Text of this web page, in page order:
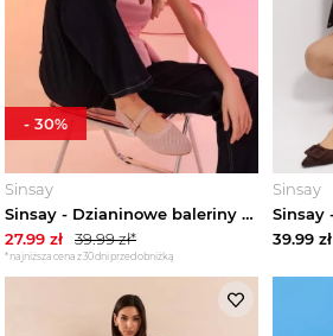
Sinsay
Sinsay - Dzianinowe baleriny z paskiem - różowy
27.99 zł 39.99zł*
*najniższa cena z 30 dni przed obniżką
- 30%
Sinsay
39.99 zł